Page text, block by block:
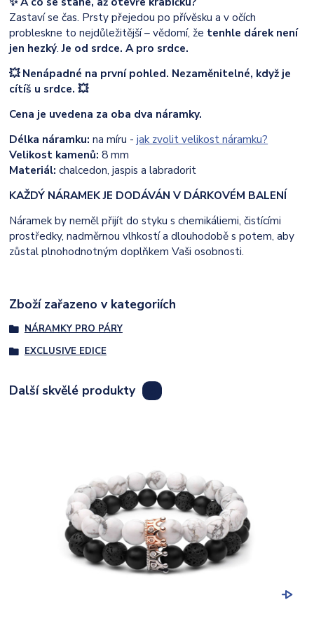
Zastaví se čas. Prsty přejedou po přívěsku a v očích
probleskne to nejdůležitější – vědomí, že tenhle dárek není
jen hezký.Je od srdce. A pro srdce.
💥 Nenápadné na první pohled. Nezaměnitelné, když je
cítíš u srdce. 💥
Cena je uvedena za oba dva náramky.
Délka náramku:na míru -jak zvolit velikost náramku?
Velikost kamenů:8 mm
Materiál: chalcedon, jaspis a labradorit
KAŽDÝ NÁRAMEK JE DODÁVÁN V DÁRKOVÉM BALENÍ
Náramek by neměl přijít do styku s chemikáliemi, čistícími
prostředky, nadměrnou vlhkostí a dlouhodobě s potem, aby
zůstal plnohodnotným doplňkem Vaši osobnosti.
Zboží zařazeno v kategoriích
NÁRAMKY PRO PÁRY
EXCLUSIVE EDICE
Další skvělé produkty